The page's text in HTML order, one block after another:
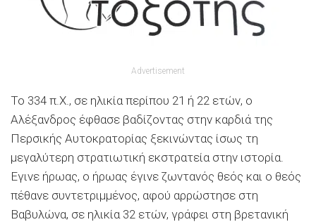
Advertisement
Το 334 π.Χ., σε ηλικία περίπου 21 ή 22 ετών, ο
Αλέξανδρος έφθασε βαδίζοντας στην καρδιά της
Περσικής Αυτοκρατορίας ξεκινώντας ίσως τη
μεγαλύτερη στρατιωτική εκστρατεία στην ιστορία.
Εγινε ήρωας, ο ήρωας έγινε ζωντανός θεός και ο θεός
πέθανε συντετριμμένος, αφού αρρώστησε στη
Βαβυλώνα, σε ηλικία 32 ετών, γράφει στη βρετανική